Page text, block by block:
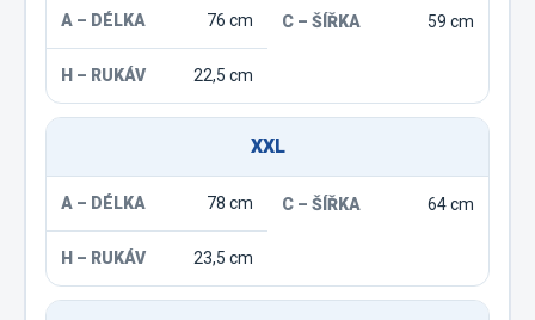
76 cm 59 cm
22,5 cm
XXL
78 cm 64 cm
23,5 cm